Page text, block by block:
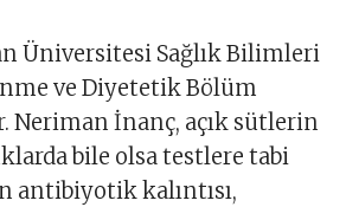
Üniversitesi Sağlık Bilimleri
ve Diyetetik Bölüm
Neriman İnanç, açık sütlerin
bile olsa testlere tabi
antibiyotik kalıntısı,